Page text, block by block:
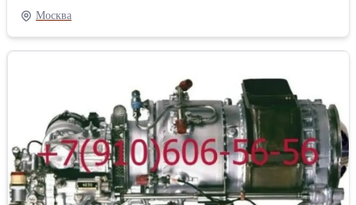
15; фильтр 8Д2.966.041-1; фильтр 8Д2.966.041-2; фильтр
8Д2.966.041-8; Продам Фильтропакет 8Д2.966.034-2
Фильтропакет 8Д2.966.034-4; Фильтропакет 8Д2.966.034-6;
8Д2.966.034-15; Фильтропакет 8Д2.966.034-16; Продам
Фильтропакет 8Д2.966.034-17; Фильтропакет 8Д2.966.034-18;
фильтродиск 8Д6.270.001-1; фильтродиск 8Д6.270.001-2;
фильтродиск 8Д6.270.001-3; Продам фильтродиск 8Д6.270.001-4;
фильтродиск 8Д6.270.001-5; фильтродиск 8Д6.270.001-6
Москва